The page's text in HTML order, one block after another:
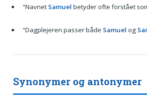
“Navnet Samuel betyder ofte forstået som
“Dagplejeren passer både Samuel og
Synonymer og antonymer